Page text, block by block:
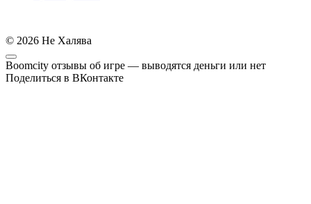
© 2026 Не Халява
Boomcity отзывы об игре — выводятся деньги или нет
Поделиться в ВКонтакте